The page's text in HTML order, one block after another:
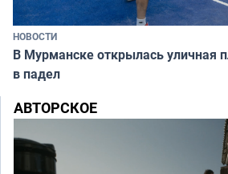
НОВОСТИ
В Мурманске открылась уличная
в падел
АВТОРСКОЕ